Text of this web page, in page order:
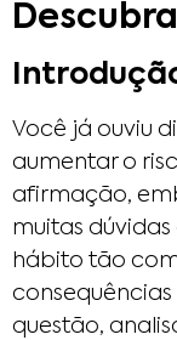
Você já ouviu
aumentar o
afirmação,
muitas dúvidas
hábito tão
consequências
questão,